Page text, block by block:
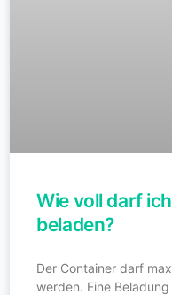
Wie voll darf
beladen?
Der Container darf
werden. Eine